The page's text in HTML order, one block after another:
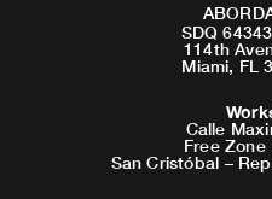
SDQ
114th
Miami, FL
Calle
Free Zone
San Cristóbal –